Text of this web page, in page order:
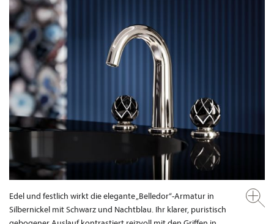
Edel und festlich wirkt die elegante „Belledor“-Armatur in
Silbernickel mit Schwarz und Nachtblau. Ihr klarer, puristisch